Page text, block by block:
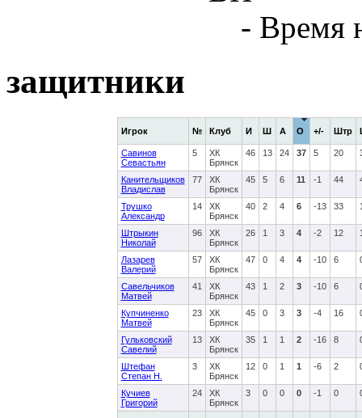
- Время
защитники
Игрок № Клуб И Ш А О +/- Штр
Савинов
Севастьян
5
ХК
Брянск
46 13 24 37 5 20
Канительщиков
Владислав
77
ХК
Брянск
45 5 6 11 -1 44
Трушко
Александр
14
ХК
Брянск
40 2 4 6 -13 33
Штрыкин
Николай
96
ХК
Брянск
26 1 3 4 -2 12
Лазарев
Валерий
57
ХК
Брянск
47 0 4 4 -10 6
Савельчиков
Матвей
41
ХК
Брянск
43 1 2 3 -10 6
Купчиненко
Матвей
23
ХК
Брянск
45 0 3 3 -4 16
Гульковский
Савелий
13
ХК
Брянск
35 1 1 2 -16 8
Штефан
Степан Н.
3
ХК
Брянск
12 0 1 1 -6 2
Кучиев
Григорий
24
ХК
Брянск
3 0 0 0 -1 0